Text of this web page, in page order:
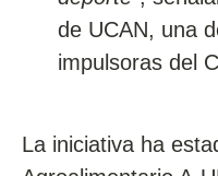
de UCAN, una
impulsoras del
La iniciativa ha